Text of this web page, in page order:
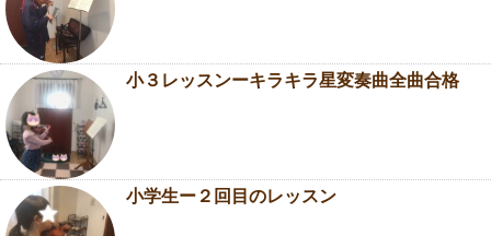
小３レッスンーキラキラ星変奏曲全曲合格
小学生ー２回目のレッスン